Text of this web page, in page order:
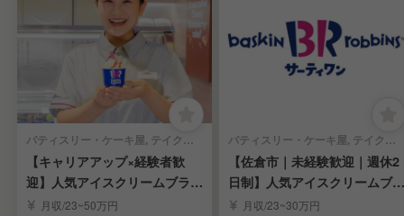
パティスリー・ケーキ屋, テイクアウト・惣菜・弁当屋 | 店長・店長候補
【キャリアアップ×経験者歓
迎】人気アイスクリームブラン
ドの店長候補｜佐倉市
月収/23~50万円
パティスリー・ケーキ屋, テイクアウト・惣菜・弁当屋 | レストランサービス・ホールスタッフ
【佐倉市｜未経験歓迎｜週休2
日制】人気アイスクリームブラ
ンドの店舗スタッフ
月収/23~30万円